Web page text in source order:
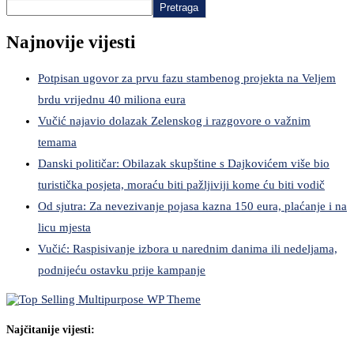
Pretraga
Najnovije vijesti
Potpisan ugovor za prvu fazu stambenog projekta na Veljem
brdu vrijednu 40 miliona eura
Vučić najavio dolazak Zelenskog i razgovore o važnim
temama
Danski političar: Obilazak skupštine s Dajkovićem više bio
turistička posjeta, moraću biti pažljiviji kome ću biti vodič
Od sjutra: Za nevezivanje pojasa kazna 150 eura, plaćanje i na
licu mjesta
Vučić: Raspisivanje izbora u narednim danima ili nedeljama,
podnijeću ostavku prije kampanje
Najčitanije vijesti: